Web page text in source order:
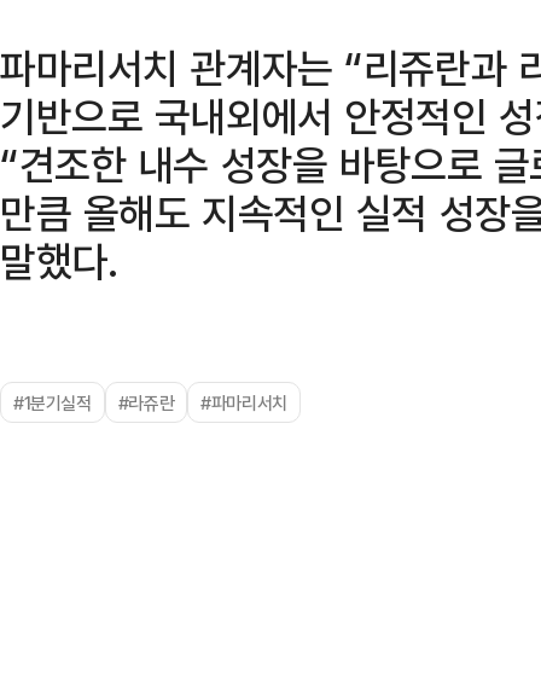
파마리서치 관계자는 “리쥬란과
기반으로 국내외에서 안정적인
“견조한 내수 성장을 바탕으로
만큼 올해도 지속적인 실적 성장
말했다.
#1분기실적 #라쥬란 #파마리서치